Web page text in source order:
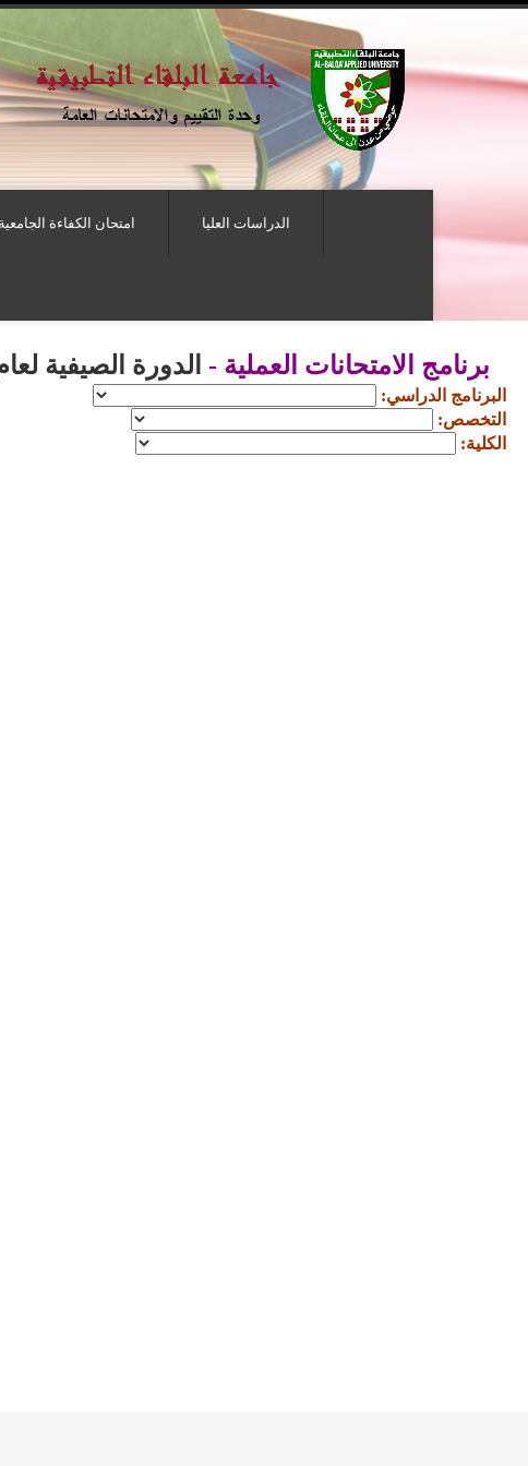
امتحان الكفاءة الدراسات العليا
برنامج الامتحانات العملية - الدورة الصيفية لعام
البرنامج الدراسي:
التخصص:
الكلية: